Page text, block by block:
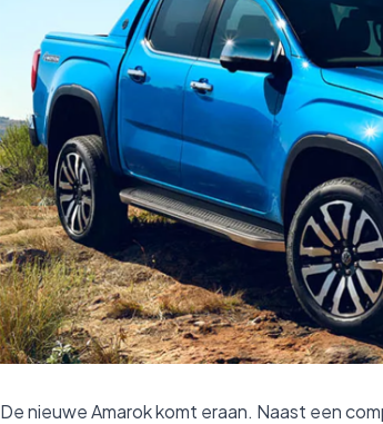
De nieuwe Amarok komt eraan. Naast een